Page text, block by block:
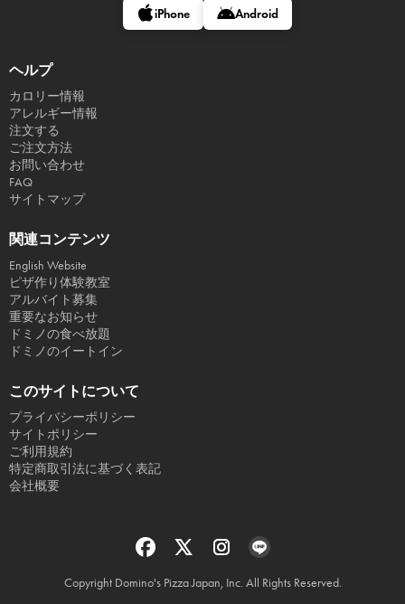
iPhone Android
ヘルプ
カロリー情報
アレルギー情報
注文する
ご注文方法
お問い合わせ
FAQ
サイトマップ
関連コンテンツ
English Website
ピザ作り体験教室
アルバイト募集
重要なお知らせ
ドミノの食べ放題
ドミノのイートイン
このサイトについて
プライバシーポリシー
サイトポリシー
ご利用規約
特定商取引法に基づく表記
会社概要
Copyright Domino's Pizza Japan, Inc. All Rights Reserved.